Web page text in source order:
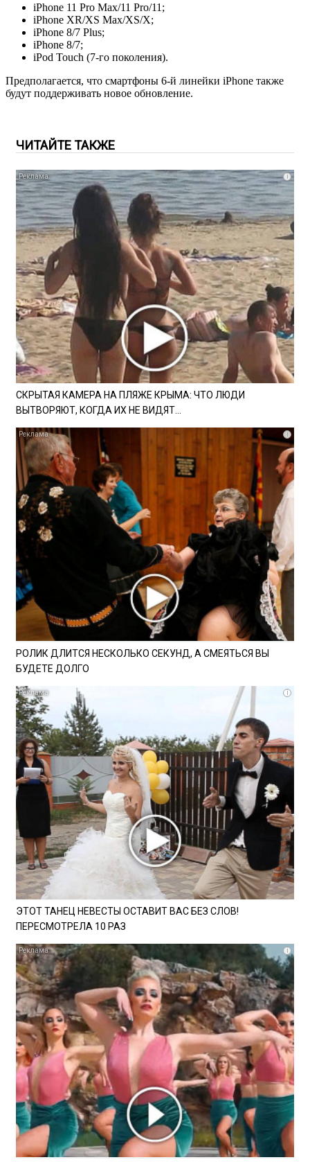
iPhone 11 Pro Max/11 Pro/11;
iPhone XR/XS Max/XS/X;
iPhone 8/7 Plus;
iPhone 8/7;
iPod Touch (7-го поколения).
Предполагается, что смартфоны 6-й линейки iPhone также
будут поддерживать новое обновление.
ЧИТАЙТЕ ТАКЖЕ
i
СКРЫТАЯ КАМЕРА НА ПЛЯЖЕ КРЫМА: ЧТО ЛЮДИ
ВЫТВОРЯЮТ, КОГДА ИХ НЕ ВИДЯТ...
i
РОЛИК ДЛИТСЯ НЕСКОЛЬКО СЕКУНД, А СМЕЯТЬСЯ ВЫ
БУДЕТЕ ДОЛГО
i
ЭТОТ ТАНЕЦ НЕВЕСТЫ ОСТАВИТ ВАС БЕЗ СЛОВ!
ПЕРЕСМОТРЕЛА 10 РАЗ
i